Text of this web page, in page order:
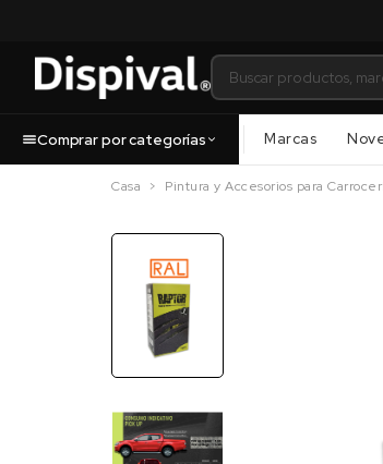
Comprar por categorías Marcas
Casa Pintura y Accesorios para